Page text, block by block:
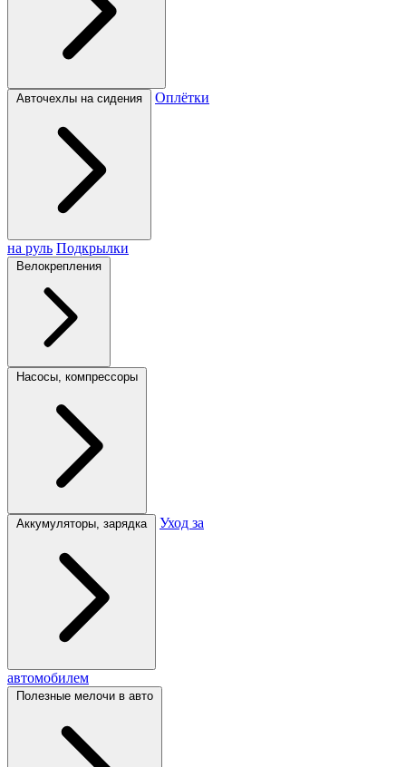
Авточехлы на сидения Оплётки
на руль Подкрылки
Велокрепления
Насосы, компрессоры
Аккумуляторы, зарядка Уход за
автомобилем
Полезные мелочи в авто